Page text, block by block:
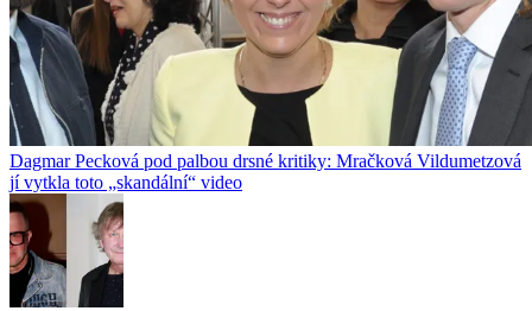
Dagmar Pecková pod palbou drsné kritiky: Mračková Vildumetzová
jí vytkla toto „skandální“ video